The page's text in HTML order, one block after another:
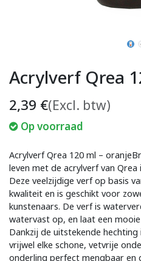
Acrylverf Qrea
2,39 €(Excl. btw)
Op voorraad
Acrylverf Qrea 120 ml –
leven met de acrylverf van
Deze veelzijdige verf op basis
kwaliteit en is geschikt voor
kunstenaars. De verf is
watervast op, en laat een
Dankzij de uitstekende
vrijwel elke schone, vetvrije
onderling perfect mengbaar en